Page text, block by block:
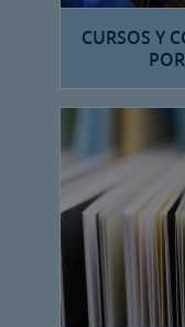
CURSOS Y